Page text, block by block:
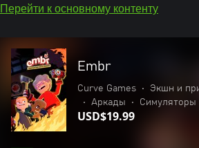
Перейти к основному контенту
Embr
Curve Games • Экшн и
•
Аркады • Симуляторы
USD$19.99